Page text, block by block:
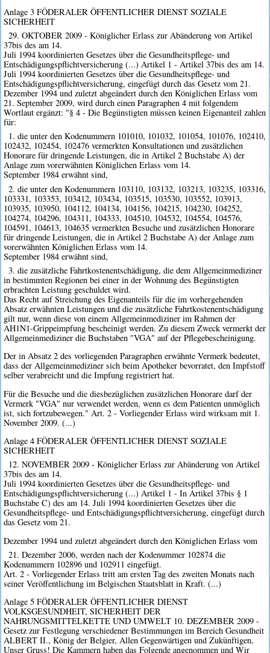
Anlage 3 FÖDERALER ÖFFENTLICHER DIENST SOZIALE
SICHERHEIT
29. OKTOBER 2009 - Königlicher Erlass zur Abänderung von Artikel
37bis des am 14.
Juli 1994 koordinierten Gesetzes über die Gesundheitspflege- und
Entschädigungspflichtversicherung (...) Artikel 1 - Artikel 37bis des am 14.
Juli 1994 koordinierten Gesetzes über die Gesundheitspflege- und
Entschädigungspflichtversicherung, eingefügt durch das Gesetz vom 21.
Dezember 1994 und zuletzt abgeändert durch den Königlichen Erlass vom
21. September 2009, wird durch einen Paragraphen 4 mit folgendem
Wortlaut ergänzt: "§ 4 - Die Begünstigten müssen keinen Eigenanteil zahlen
für:
1. die unter den Kodenummern 101010, 101032, 101054, 101076, 102410,
102432, 102454, 102476 vermerkten Konsultationen und zusätzlichen
Honorare für dringende Leistungen, die in Artikel 2 Buchstabe A) der
Anlage zum vorerwähnten Königlichen Erlass vom 14.
September 1984 erwähnt sind,
2. die unter den Kodenummern 103110, 103132, 103213, 103235, 103316,
103331, 103353, 103412, 103434, 103515, 103530, 103552, 103913,
103935, 103950, 104112, 104134, 104156, 104215, 104230, 104252,
104274, 104296, 104311, 104333, 104510, 104532, 104554, 104576,
104591, 104613, 104635 vermerkten Besuche und zusätzlichen Honorare
für dringende Leistungen, die in Artikel 2 Buchstabe A) der Anlage zum
vorerwähnten Königlichen Erlass vom 14.
September 1984 erwähnt sind,
3. die zusätzliche Fahrtkostenentschädigung, die dem Allgemeinmediziner
in bestimmten Regionen bei einer in der Wohnung des Begünstigten
erbrachten Leistung geschuldet wird.
Das Recht auf Streichung des Eigenanteils für die im vorhergehenden
Absatz erwähnten Leistungen und die zusätzliche Fahrtkostenentschädigung
gilt nur, wenn diese von einem Allgemeinmediziner im Rahmen der
AH1N1-Grippeimpfung bescheinigt werden. Zu diesem Zweck vermerkt der
Allgemeinmediziner die Buchstaben "VGA" auf der Pflegebescheinigung.
Der in Absatz 2 des vorliegenden Paragraphen erwähnte Vermerk bedeutet,
dass der Allgemeinmediziner sich beim Apotheker bevorratet, den Impfstoff
selber verabreicht und die Impfung registriert hat.
Für die Besuche und die diesbezüglichen zusätzlichen Honorare darf der
Vermerk "VGA" nur verwendet werden, wenn es dem Patienten unmöglich
ist, sich fortzubewegen." Art. 2 - Vorliegender Erlass wird wirksam mit 1.
November 2009. (...)
Anlage 4 FÖDERALER ÖFFENTLICHER DIENST SOZIALE
SICHERHEIT
12. NOVEMBER 2009 - Königlicher Erlass zur Abänderung von Artikel
37bis des am 14.
Juli 1994 koordinierten Gesetzes über die Gesundheitspflege- und
Entschädigungspflichtversicherung (...) Artikel 1 - In Artikel 37bis § 1
Buchstabe C) des am 14. Juli 1994 koordinierten Gesetzes über die
Gesundheitspflege- und Entschädigungspflichtversicherung, eingefügt durch
das Gesetz vom 21.
Dezember 1994 und zuletzt abgeändert durch den Königlichen Erlass vom
21. Dezember 2006, werden nach der Kodenummer 102874 die
Kodenummern 102896 und 102911 eingefügt.
Art. 2 - Vorliegender Erlass tritt am ersten Tag des zweiten Monats nach
seiner Veröffentlichung im Belgischen Staatsblatt in Kraft. (...)
Anlage 5 FÖDERALER ÖFFENTLICHER DIENST
VOLKSGESUNDHEIT, SICHERHEIT DER
NAHRUNGSMITTELKETTE UND UMWELT 10. DEZEMBER 2009 -
Gesetz zur Festlegung verschiedener Bestimmungen im Bereich Gesundheit
ALBERT II., König der Belgier, Allen Gegenwärtigen und Zukünftigen,
Unser Gruss! Die Kammern haben das Folgende angenommen und Wir